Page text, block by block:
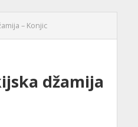
– Konjic
džamija